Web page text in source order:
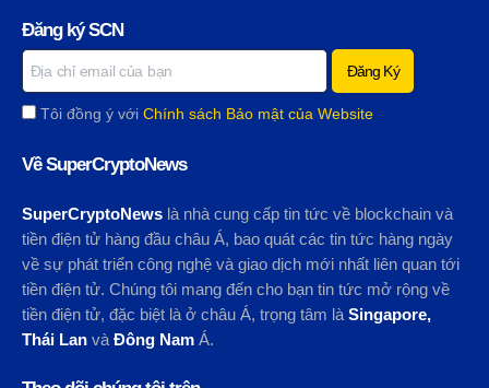
Đăng ký SCN
Tôi đồng ý với Chính sách Bảo mật của Website
Về SuperCryptoNews
SuperCryptoNews là nhà cung cấp tin tức về blockchain và
tiền điện tử hàng đầu châu Á, bao quát các tin tức hàng ngày
về sự phát triển công nghệ và giao dịch mới nhất liên quan tới
tiền điện tử. Chúng tôi mang đến cho bạn tin tức mở rộng về
tiền điện tử, đặc biệt là ở châu Á, trọng tâm là Singapore,
Thái Lan và Đông Nam Á.